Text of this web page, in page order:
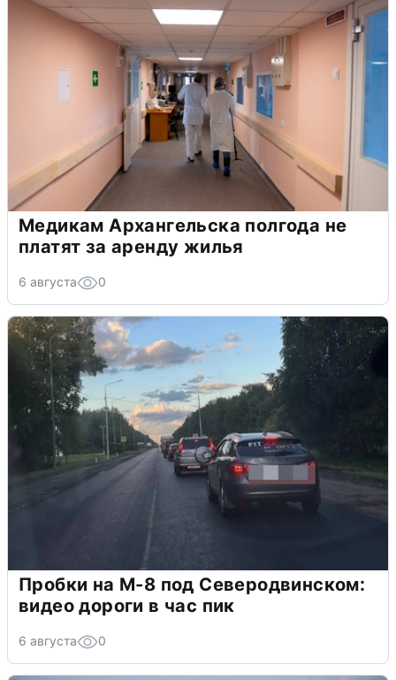
Медикам Архангельска полгода не
платят за аренду жилья
6 августа 0
Пробки на М-8 под Северодвинском:
видео дороги в час пик
6 августа 0